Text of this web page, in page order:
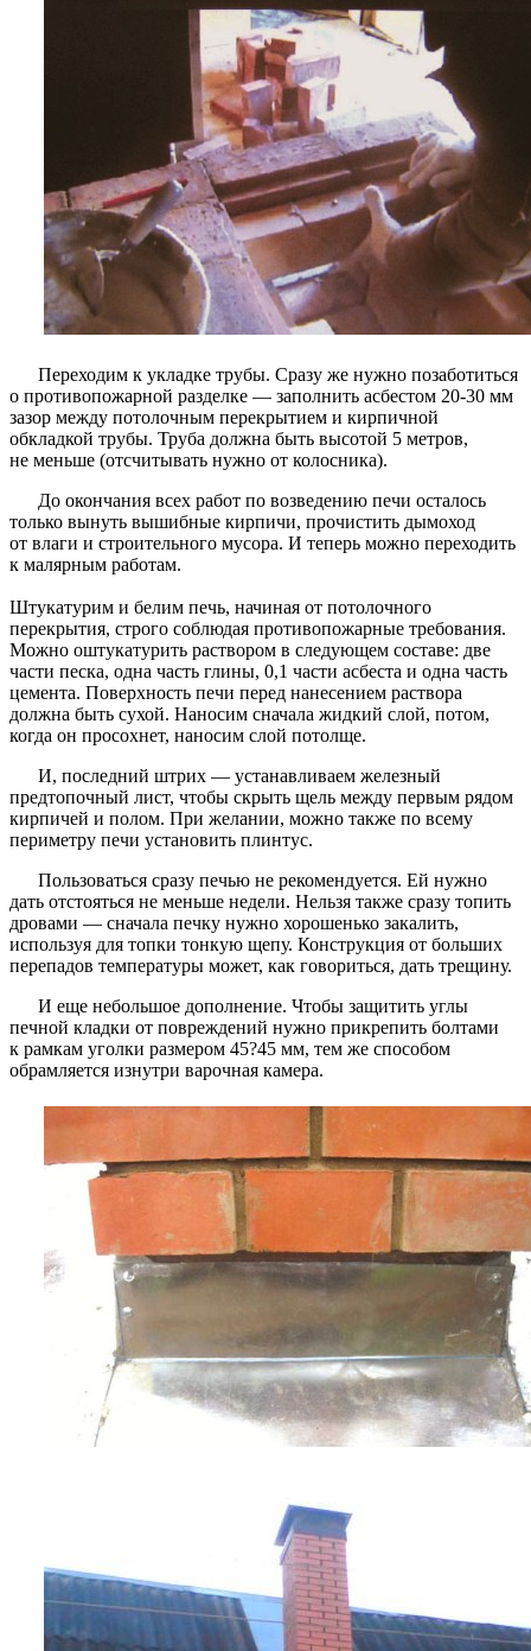
Переходим к укладке трубы. Сразу же нужно позаботиться
о противопожарной разделке — заполнить асбестом 20-30 мм
зазор между потолочным перекрытием и кирпичной
обкладкой трубы. Труба должна быть высотой 5 метров,
не меньше (отсчитывать нужно от колосника).
До окончания всех работ по возведению печи осталось
только вынуть вышибные кирпичи, прочистить дымоход
от влаги и строительного мусора. И теперь можно переходить
к малярным работам.
Штукатурим и белим печь, начиная от потолочного
перекрытия, строго соблюдая противопожарные требования.
Можно оштукатурить раствором в следующем составе: две
части песка, одна часть глины, 0,1 части асбеста и одна часть
цемента. Поверхность печи перед нанесением раствора
должна быть сухой. Наносим сначала жидкий слой, потом,
когда он просохнет, наносим слой потолще.
И, последний штрих — устанавливаем железный
предтопочный лист, чтобы скрыть щель между первым рядом
кирпичей и полом. При желании, можно также по всему
периметру печи установить плинтус.
Пользоваться сразу печью не рекомендуется. Ей нужно
дать отстояться не меньше недели. Нельзя также сразу топить
дровами — сначала печку нужно хорошенько закалить,
используя для топки тонкую щепу. Конструкция от больших
перепадов температуры может, как говориться, дать трещину.
И еще небольшое дополнение. Чтобы защитить углы
печной кладки от повреждений нужно прикрепить болтами
к рамкам уголки размером 45?45 мм, тем же способом
обрамляется изнутри варочная камера.